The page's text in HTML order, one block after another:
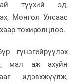
түүхий эд,
Монгол Улсаас
тохиролцлоо.
гүнзгийрүүлэх
мал аж ахуйн
идэвхжүүлж,